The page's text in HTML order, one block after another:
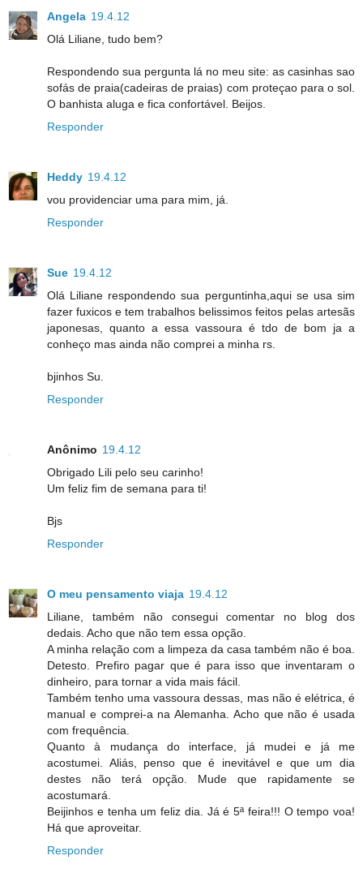
Angela 19.4.12
Olá Liliane, tudo bem?
Respondendo sua pergunta lá no meu site: as casinhas sao
sofás de praia(cadeiras de praias) com proteçao para o sol.
O banhista aluga e fica confortável. Beijos.
Responder
Heddy 19.4.12
vou providenciar uma para mim, já.
Responder
Sue 19.4.12
Olá Liliane respondendo sua perguntinha,aqui se usa sim
fazer fuxicos e tem trabalhos belissimos feitos pelas artesãs
japonesas, quanto a essa vassoura é tdo de bom ja a
conheço mas ainda não comprei a minha rs.
bjinhos Su.
Responder
Anônimo 19.4.12
Obrigado Lili pelo seu carinho!
Um feliz fim de semana para ti!
Bjs
Responder
O meu pensamento viaja 19.4.12
Liliane, também não consegui comentar no blog dos
dedais. Acho que não tem essa opção.
A minha relação com a limpeza da casa também não é boa.
Detesto. Prefiro pagar que é para isso que inventaram o
dinheiro, para tornar a vida mais fácil.
Também tenho uma vassoura dessas, mas não é elétrica, é
manual e comprei-a na Alemanha. Acho que não é usada
com frequência.
Quanto à mudança do interface, já mudei e já me
acostumei. Aliás, penso que é inevitável e que um dia
destes não terá opção. Mude que rapidamente se
acostumará.
Beijinhos e tenha um feliz dia. Já é 5ª feira!!! O tempo voa!
Há que aproveitar.
Responder